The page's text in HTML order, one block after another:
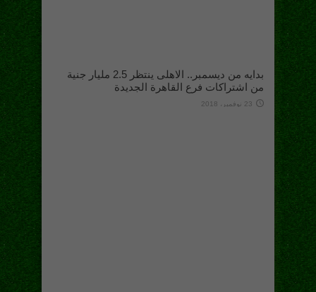
بدايه من ديسمبر.. الاهلى ينتظر 2.5 مليار جنية
من اشتراكات فرع القاهرة الجديدة
23 نوفمبر، 2018